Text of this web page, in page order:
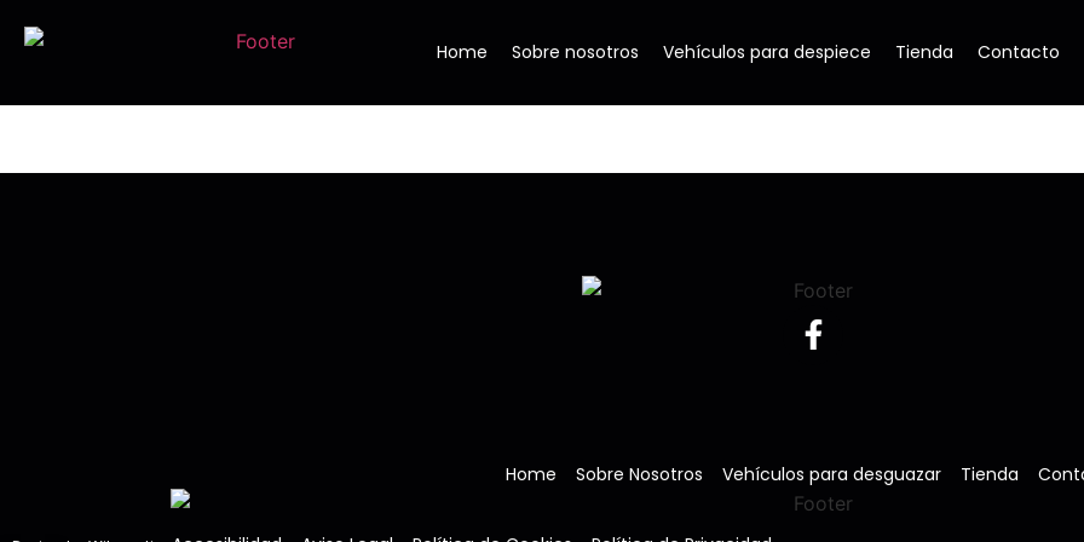
Home Sobre nosotros Vehículos para despiece Tienda Contacto
Home Sobre Nosotros Vehículos para desguazar Tienda